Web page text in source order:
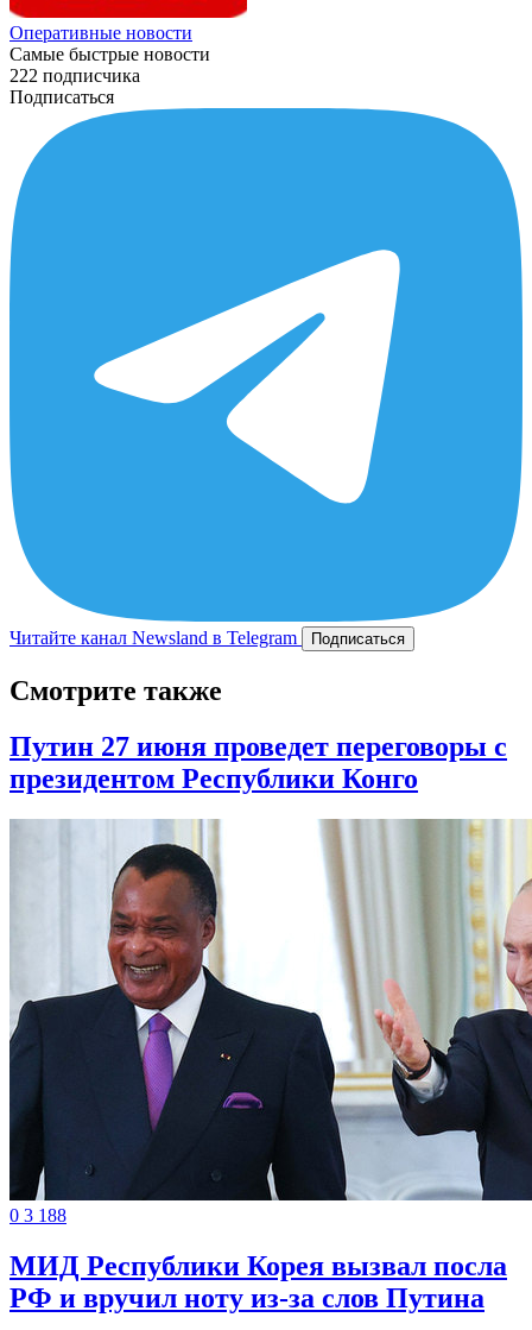
Оперативные новости
Самые быстрые новости
222 подписчика
Подписаться
Читайте канал Newsland в Telegram Подписаться
Смотрите также
Путин 27 июня проведет переговоры с
президентом Республики Конго
0 3 188
МИД Республики Корея вызвал посла
РФ и вручил ноту из-за слов Путина